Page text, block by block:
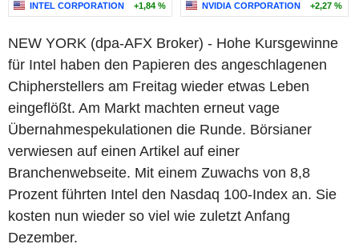
INTEL CORPORATION +1,84 % NVIDIA CORPORATION +2,27 %
NEW YORK (dpa-AFX Broker) - Hohe Kursgewinne
für Intel haben den Papieren des angeschlagenen
Chipherstellers am Freitag wieder etwas Leben
eingeflößt. Am Markt machten erneut vage
Übernahmespekulationen die Runde. Börsianer
verwiesen auf einen Artikel auf einer
Branchenwebseite. Mit einem Zuwachs von 8,8
Prozent führten Intel den Nasdaq 100-Index an. Sie
kosten nun wieder so viel wie zuletzt Anfang
Dezember.